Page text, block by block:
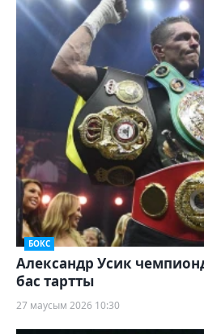
БОКС
Александр Усик
бас тартты
27 маусым 2026 10:30